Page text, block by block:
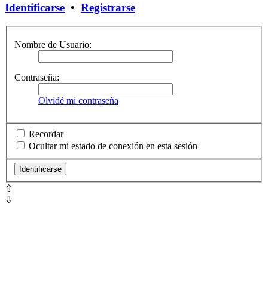
Identificarse • Registrarse
Nombre de Usuario:
Contraseña:
Olvidé mi contraseña
Recordar
Ocultar mi estado de conexión en esta sesión
⇧
⇩